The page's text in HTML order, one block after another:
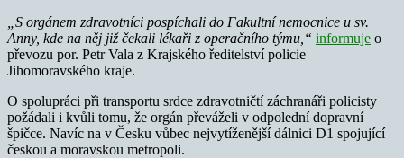
„S orgánem zdravotníci pospíchali do Fakultní nemocnice u sv.
Anny, kde na něj již čekali lékaři z operačního týmu,“ informuje o
převozu por. Petr Vala z Krajského ředitelství policie
Jihomoravského kraje.
O spolupráci při transportu srdce zdravotničtí záchranáři policisty
požádali i kvůli tomu, že orgán převáželi v odpolední dopravní
špičce. Navíc na v Česku vůbec nejvytíženější dálnici D1 spojující
českou a moravskou metropoli.